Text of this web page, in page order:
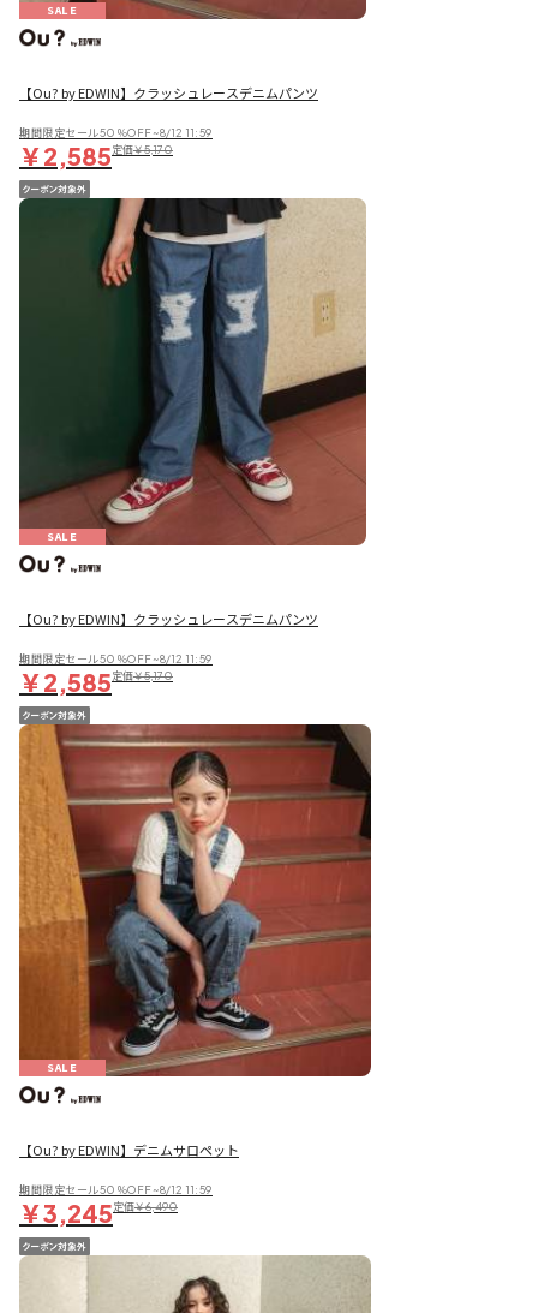
SALE
【Ou? by EDWIN】クラッシュレースデニムパンツ
期間限定セール50％OFF~8/12 11:59
￥2,585定価￥5,170
SALE
【Ou? by EDWIN】クラッシュレースデニムパンツ
期間限定セール50％OFF~8/12 11:59
￥2,585定価￥5,170
SALE
【Ou? by EDWIN】デニムサロペット
期間限定セール50％OFF~8/12 11:59
￥3,245定価￥6,490